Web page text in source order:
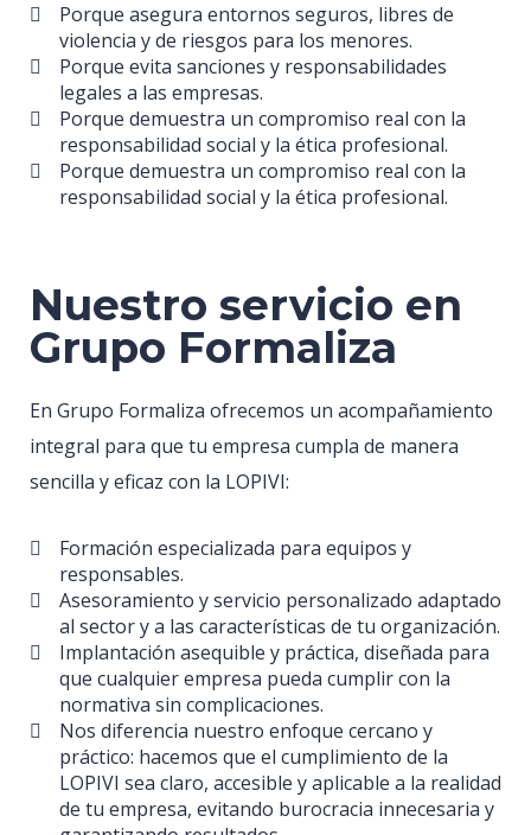
Porque asegura entornos seguros, libres de
violencia y de riesgos para los menores.
Porque evita sanciones y responsabilidades
legales a las empresas.
Porque demuestra un compromiso real con la
responsabilidad social y la ética profesional.
Porque demuestra un compromiso real con la
responsabilidad social y la ética profesional.
Nuestro servicio en
Grupo Formaliza
En Grupo Formaliza ofrecemos un acompañamiento
integral para que tu empresa cumpla de manera
sencilla y eficaz con la LOPIVI:
Formación especializada para equipos y
responsables.
Asesoramiento y servicio personalizado adaptado
al sector y a las características de tu organización.
Implantación asequible y práctica, diseñada para
que cualquier empresa pueda cumplir con la
normativa sin complicaciones.
Nos diferencia nuestro enfoque cercano y
práctico: hacemos que el cumplimiento de la
LOPIVI sea claro, accesible y aplicable a la realidad
de tu empresa, evitando burocracia innecesaria y